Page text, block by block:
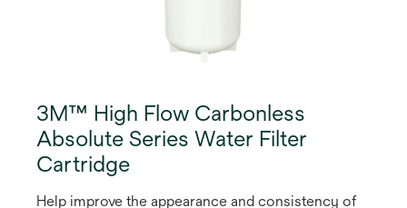
3M™ High Flow Carbonless
Absolute Series Water Filter
Cartridge
Help improve the appearance and consistency of